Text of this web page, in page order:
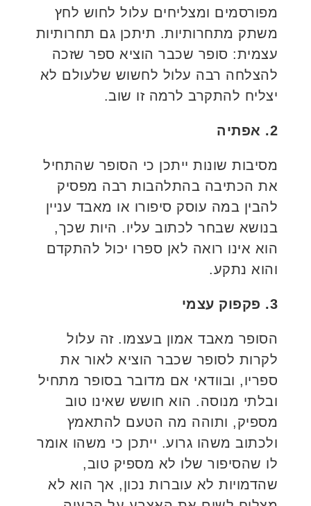
מפורסמים ומצליחים עלול לחוש לחץ
משתק מתחרותיות. תיתכן גם תחרותיות
עצמית: סופר שכבר הוציא ספר שזכה
להצלחה רבה עלול לחשוש שלעולם לא
יצליח להתקרב לרמה זו שוב.
2. אפתיה
מסיבות שונות ייתכן כי הסופר שהתחיל
את הכתיבה בהתלהבות רבה מפסיק
להבין במה עוסק סיפורו או מאבד עניין
בנושא שבחר לכתוב עליו. היות שכך,
הוא אינו רואה לאן ספרו יכול להתקדם
והוא נתקע.
3. פקפוק עצמי
הסופר מאבד אמון בעצמו. זה עלול
לקרות לסופר שכבר הוציא לאור את
ספריו, ובוודאי אם מדובר בסופר מתחיל
ובלתי מנוסה. הוא חושש שאינו טוב
מספיק, ותוהה מה הטעם להתאמץ
ולכתוב משהו גרוע. ייתכן כי משהו אומר
לו שהסיפור שלו לא מספיק טוב,
שהדמויות לא עוברות נכון, אך הוא לא